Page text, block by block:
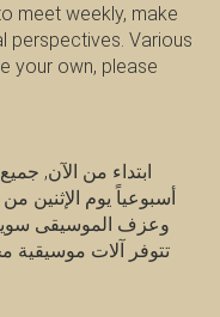
meet weekly, make
perspectives. Various
your own, please
ابتداء من الآن,
وعزف الموسيقى سوياً
تتوفر آلات موسيقية